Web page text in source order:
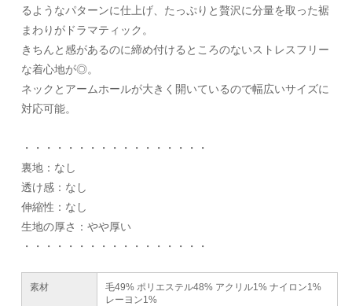
るようなパターンに仕上げ、たっぷりと贅沢に分量を取った裾
まわりがドラマティック。
きちんと感があるのに締め付けるところのないストレスフリー
な着心地が◎。
ネックとアームホールが大きく開いているので幅広いサイズに
対応可能。
・・・・・・・・・・・・・・・・・
裏地：なし
透け感：なし
伸縮性：なし
生地の厚さ：やや厚い
・・・・・・・・・・・・・・・・・
素材
毛49% ポリエステル48% アクリル1% ナイロン1%
レーヨン1%